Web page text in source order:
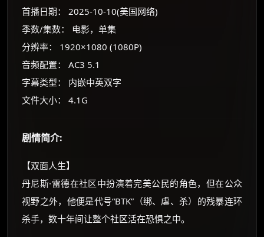
首播日期： 2025-10-10(美国网络)
季数/集数： 电影，单集
分辨率： 1920×1080 (1080P)
音频配置： AC3 5.1
字幕类型： 内嵌中英双字
文件大小： 4.1G
剧情简介:
【双面人生】
丹尼斯·雷德在社区中扮演着完美公民的角色，但在公众
视野之外，他便是代号“BTK”（绑、虐、杀）的残暴连环
杀手，数十年间让整个社区活在恐惧之中。
朋友们辛苦了 💦
你需要的各种会员，都可低价购买！
如夸克12个月送14天 最低75元！
价格有浮动，请直接搜索查最低价！